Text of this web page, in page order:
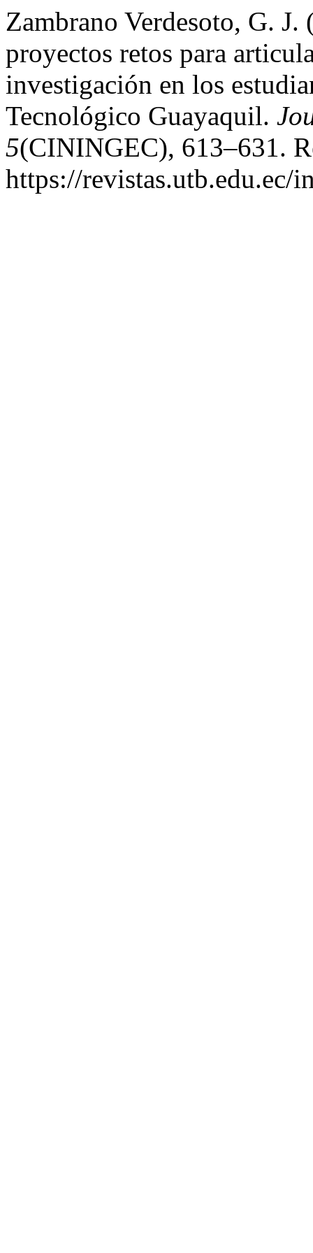
Zambrano Verdesoto, G.
proyectos retos para
investigación en los
Tecnológico Guayaquil.
5(CININGEC), 613–631.
https://revistas.utb.edu.ec/